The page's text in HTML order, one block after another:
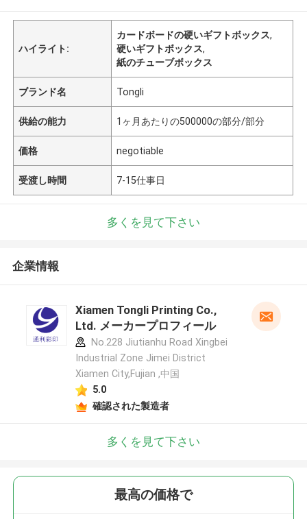
ハイライト:
カードボードの硬いギフトボックス,
硬いギフトボックス,
紙のチューブボックス
ブランド名 Tongli
供給の能力 1ヶ月あたりの500000の部分/部分
価格 negotiable
受渡し時間 7-15仕事日
多くを見て下さい
企業情報
Xiamen Tongli Printing Co.,
Ltd. メーカープロフィール
No.228 Jiutianhu Road Xingbei
Industrial Zone Jimei District
Xiamen City,Fujian ,中国
5.0
確認された製造者
多くを見て下さい
最高の価格で